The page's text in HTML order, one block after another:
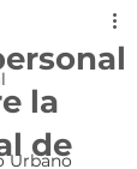
Urbano
la
de